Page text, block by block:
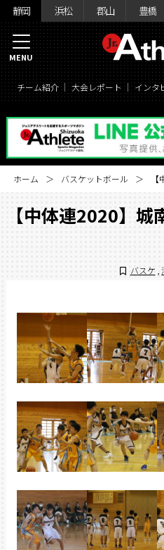
静岡 浜松 郡山 豊橋
チーム紹介 大会レポート インタ
MENU
ホーム バスケットボール
【中体連2020】
バスケ